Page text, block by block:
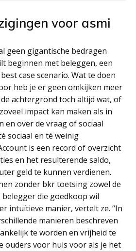
voor asmi
geen gigantische bedragen
beginnen met beleggen, een
case scenario. Wat te doen
heb je er geen omkijken meer
achtergrond toch altijd wat, of
impact kan maken als in
en over de vraag of sociaal
sociaal en té weinig
is een record of overzicht
en het resulterende saldo,
geld te kunnen verdienen.
zonder bkr toetsing zowel de
die goedkoop wil
intuïtieve manier, vertelt ze. “In
manieren beschreven
te worden en vrijheid te
ouders voor huis voor als je het